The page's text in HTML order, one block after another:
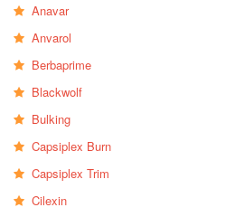
Anavar
Anvarol
Berbaprime
Blackwolf
Bulking
Capsiplex Burn
Capsiplex Trim
Cilexin